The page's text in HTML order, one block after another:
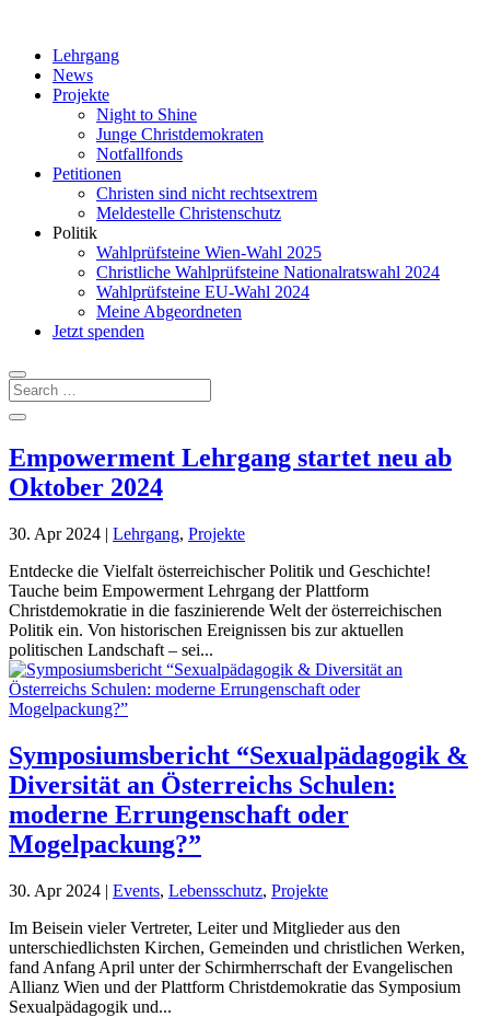
Lehrgang
News
Projekte
Night to Shine
Junge Christdemokraten
Notfallfonds
Petitionen
Christen sind nicht rechtsextrem
Meldestelle Christenschutz
Politik
Wahlprüfsteine Wien-Wahl 2025
Christliche Wahlprüfsteine Nationalratswahl 2024
Wahlprüfsteine EU-Wahl 2024
Meine Abgeordneten
Jetzt spenden
Empowerment Lehrgang startet neu ab
Oktober 2024
30. Apr 2024 | Lehrgang, Projekte
Entdecke die Vielfalt österreichischer Politik und Geschichte!
Tauche beim Empowerment Lehrgang der Plattform
Christdemokratie in die faszinierende Welt der österreichischen
Politik ein. Von historischen Ereignissen bis zur aktuellen
politischen Landschaft – sei...
Symposiumsbericht “Sexualpädagogik &
Diversität an Österreichs Schulen:
moderne Errungenschaft oder
Mogelpackung?”
30. Apr 2024 | Events, Lebensschutz, Projekte
Im Beisein vieler Vertreter, Leiter und Mitglieder aus den
unterschiedlichsten Kirchen, Gemeinden und christlichen Werken,
fand Anfang April unter der Schirmherrschaft der Evangelischen
Allianz Wien und der Plattform Christdemokratie das Symposium
Sexualpädagogik und...